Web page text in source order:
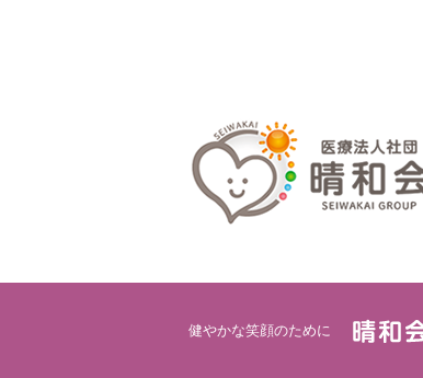
健やかな笑顔のために